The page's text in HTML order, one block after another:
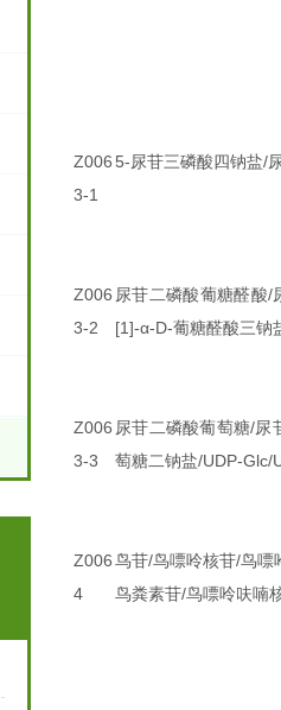
Z006
3-1
5-尿苷三磷酸四钠盐/
Z006
3-2
尿苷二磷酸葡糖醛酸/
[1]-α-D-葡糖醛酸三钠
Z006
3-3
尿苷二磷酸葡萄糖/尿
萄糖二钠盐/UDP-Glc/
Z006
4
鸟苷/鸟嘌呤核苷/鸟
鸟粪素苷/鸟嘌呤呋喃